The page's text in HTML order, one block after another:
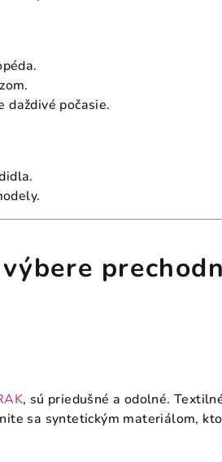
daždivé počasie.
, sú priedušné a odolné.
sa syntetickým materiálom,